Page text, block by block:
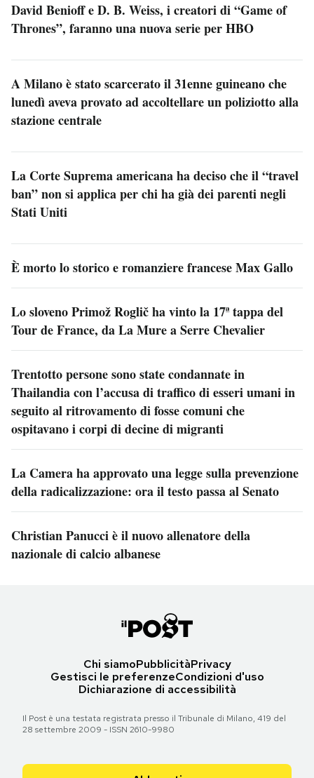
David Benioff e D. B. Weiss, i creatori di “Game of
Thrones”, faranno una nuova serie per HBO
A Milano è stato scarcerato il 31enne guineano che
lunedì aveva provato ad accoltellare un poliziotto alla
stazione centrale
La Corte Suprema americana ha deciso che il “travel
ban” non si applica per chi ha già dei parenti negli
Stati Uniti
È morto lo storico e romanziere francese Max Gallo
Lo sloveno Primož Roglič ha vinto la 17ª tappa del
Tour de France, da La Mure a Serre Chevalier
Trentotto persone sono state condannate in
Thailandia con l’accusa di traffico di esseri umani in
seguito al ritrovamento di fosse comuni che
ospitavano i corpi di decine di migranti
La Camera ha approvato una legge sulla prevenzione
della radicalizzazione: ora il testo passa al Senato
Christian Panucci è il nuovo allenatore della
nazionale di calcio albanese
Chi siamoPubblicitàPrivacy
Gestisci le preferenzeCondizioni d'uso
Dichiarazione di accessibilità
Il Post è una testata registrata presso il Tribunale di Milano, 419 del
28 settembre 2009 - ISSN 2610-9980